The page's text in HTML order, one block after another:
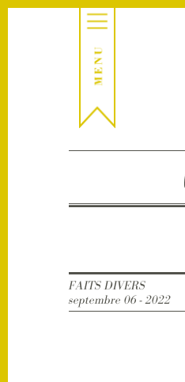
FAITS DIVERS
septembre 06 - 2022